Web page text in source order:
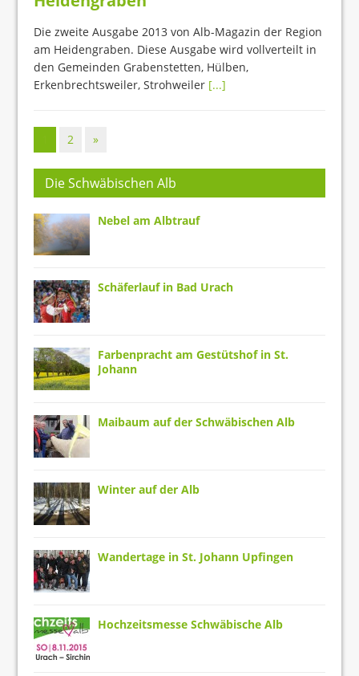
Die zweite Ausgabe 2013 von Alb-Magazin der Region
am Heidengraben. Diese Ausgabe wird vollverteilt in
den Gemeinden Grabenstetten, Hülben,
Erkenbrechtsweiler, Strohweiler [...]
2 »
Die Schwäbischen Alb
Nebel am Albtrauf
Schäferlauf in Bad Urach
Farbenpracht am Gestütshof in St.
Johann
Maibaum auf der Schwäbischen Alb
Winter auf der Alb
Wandertage in St. Johann Upfingen
Hochzeitsmesse Schwäbische Alb